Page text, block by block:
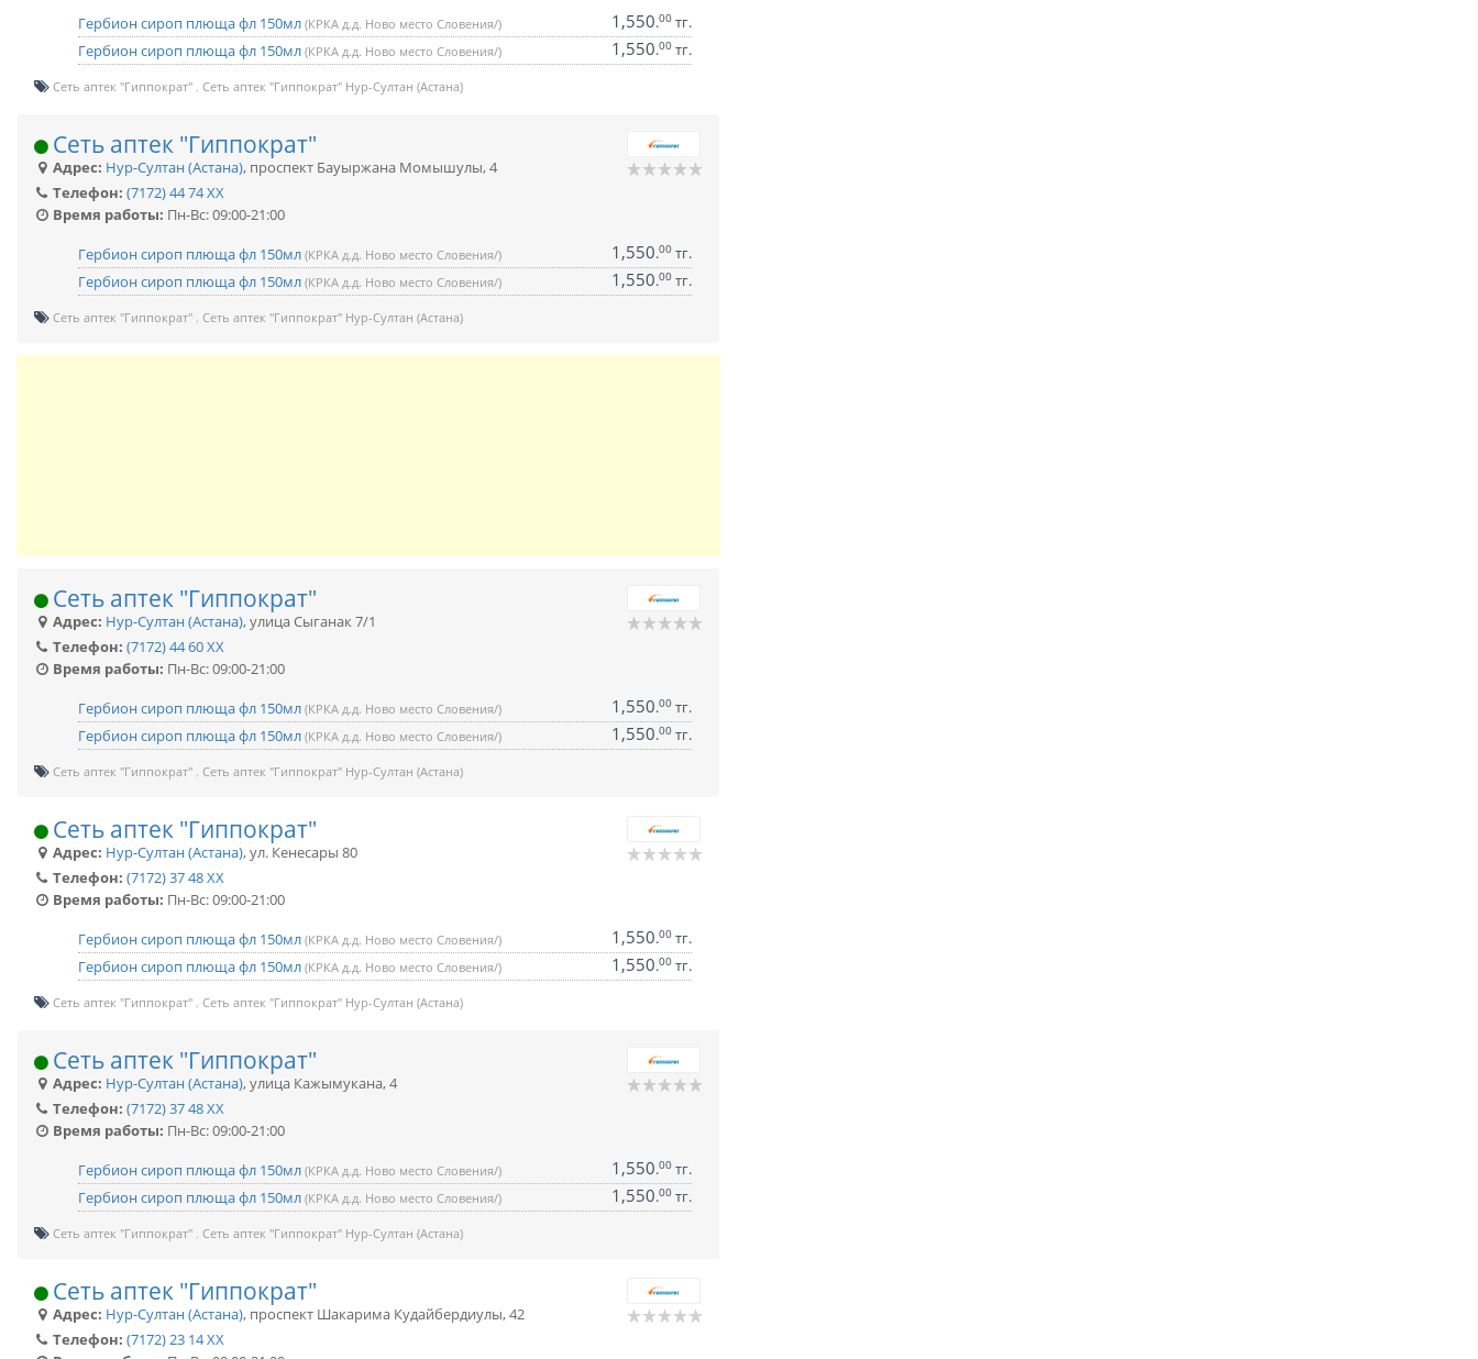
Гербион сироп плюща фл 150мл (КРКА д.д. Ново место Словения/) 1,550.00тг.
Гербион сироп плюща фл 150мл (КРКА д.д. Ново место Словения/) 1,550.00тг.
Сеть аптек "Гиппократ" Сеть аптек "Гиппократ" Нур-Султан (Астана)
Сеть аптек "Гиппократ"
Адрес: Нур-Султан (Астана), проспект Бауыржана Момышулы, 4
Телефон: (7172) 44 74 XX
Время работы: Пн-Вс: 09:00-21:00
Гербион сироп плюща фл 150мл (КРКА д.д. Ново место Словения/) 1,550.00тг.
Гербион сироп плюща фл 150мл (КРКА д.д. Ново место Словения/) 1,550.00тг.
Сеть аптек "Гиппократ" Сеть аптек "Гиппократ" Нур-Султан (Астана)
Сеть аптек "Гиппократ"
Адрес: Нур-Султан (Астана),улица Сыганак 7/1
Телефон: (7172) 44 60 XX
Время работы: Пн-Вс: 09:00-21:00
Гербион сироп плюща фл 150мл (КРКА д.д. Ново место Словения/) 1,550.00тг.
Гербион сироп плюща фл 150мл (КРКА д.д. Ново место Словения/) 1,550.00тг.
Сеть аптек "Гиппократ" Сеть аптек "Гиппократ" Нур-Султан (Астана)
Сеть аптек "Гиппократ"
Адрес: Нур-Султан (Астана),ул. Кенесары 80
Телефон: (7172) 37 48 XX
Время работы: Пн-Вс: 09:00-21:00
Гербион сироп плюща фл 150мл (КРКА д.д. Ново место Словения/) 1,550.00тг.
Гербион сироп плюща фл 150мл (КРКА д.д. Ново место Словения/) 1,550.00тг.
Сеть аптек "Гиппократ" Сеть аптек "Гиппократ" Нур-Султан (Астана)
Сеть аптек "Гиппократ"
Адрес: Нур-Султан (Астана),улица Кажымукана, 4
Телефон: (7172) 37 48 XX
Время работы: Пн-Вс: 09:00-21:00
Гербион сироп плюща фл 150мл (КРКА д.д. Ново место Словения/) 1,550.00тг.
Гербион сироп плюща фл 150мл (КРКА д.д. Ново место Словения/) 1,550.00тг.
Сеть аптек "Гиппократ" Сеть аптек "Гиппократ" Нур-Султан (Астана)
Сеть аптек "Гиппократ"
Адрес: Нур-Султан (Астана), проспект Шакарима Кудайбердиулы, 42
Телефон: (7172) 23 14 XX